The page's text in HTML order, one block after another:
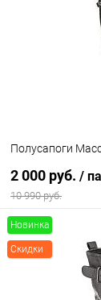
Полусапоги
2 000 руб. /
10 990 руб.
Купить в 1 клик
Новинка
Скидки